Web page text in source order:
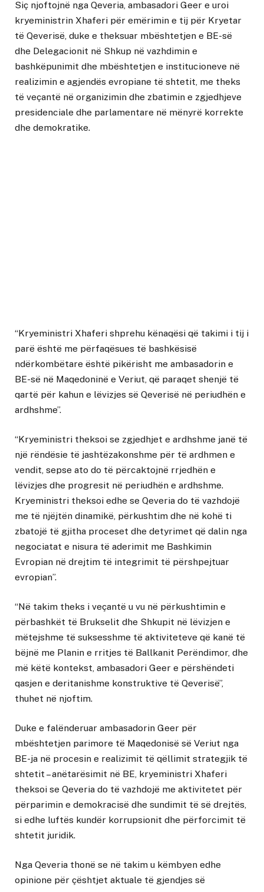
Siç njoftojnë nga Qeveria, ambasadori Geer e uroi
kryeministrin Xhaferi për emërimin e tij për Kryetar
të Qeverisë, duke e theksuar mbështetjen e BE-së
dhe Delegacionit në Shkup në vazhdimin e
bashkëpunimit dhe mbështetjen e institucioneve në
realizimin e agjendës evropiane të shtetit, me theks
të veçantë në organizimin dhe zbatimin e zgjedhjeve
presidenciale dhe parlamentare në mënyrë korrekte
dhe demokratike.
“Kryeministri Xhaferi shprehu kënaqësi që takimi i tij i
parë është me përfaqësues të bashkësisë
ndërkombëtare është pikërisht me ambasadorin e
BE-së në Maqedoninë e Veriut, që paraqet shenjë të
qartë për kahun e lëvizjes së Qeverisë në periudhën e
ardhshme”.
“Kryeministri theksoi se zgjedhjet e ardhshme janë të
një rëndësie të jashtëzakonshme për të ardhmen e
vendit, sepse ato do të përcaktojnë rrjedhën e
lëvizjes dhe progresit në periudhën e ardhshme.
Kryeministri theksoi edhe se Qeveria do të vazhdojë
me të njëjtën dinamikë, përkushtim dhe në kohë ti
zbatojë të gjitha proceset dhe detyrimet që dalin nga
negociatat e nisura të aderimit me Bashkimin
Evropian në drejtim të integrimit të përshpejtuar
evropian”.
“Në takim theks i veçantë u vu në përkushtimin e
përbashkët të Brukselit dhe Shkupit në lëvizjen e
mëtejshme të suksesshme të aktiviteteve që kanë të
bëjnë me Planin e rritjes të Ballkanit Perëndimor, dhe
më këtë kontekst, ambasadori Geer e përshëndeti
qasjen e deritanishme konstruktive të Qeverisë”,
thuhet në njoftim.
Duke e falënderuar ambasadorin Geer për
mbështetjen parimore të Maqedonisë së Veriut nga
BE-ja në procesin e realizimit të qëllimit strategjik të
shtetit – anëtarësimit në BE, kryeministri Xhaferi
theksoi se Qeveria do të vazhdojë me aktivitetet për
përparimin e demokracisë dhe sundimit të së drejtës,
si edhe luftës kundër korrupsionit dhe përforcimit të
shtetit juridik.
Nga Qeveria thonë se në takim u këmbyen edhe
opinione për çështjet aktuale të gjendjes së